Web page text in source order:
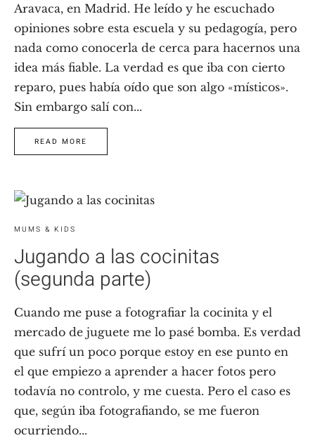
Aravaca, en Madrid. He leído y he escuchado
opiniones sobre esta escuela y su pedagogía, pero
nada como conocerla de cerca para hacernos una
idea más fiable. La verdad es que iba con cierto
reparo, pues había oído que son algo «místicos».
Sin embargo salí con...
READ MORE
MUMS & KIDS
Jugando a las cocinitas
(segunda parte)
Cuando me puse a fotografiar la cocinita y el
mercado de juguete me lo pasé bomba. Es verdad
que sufrí un poco porque estoy en ese punto en
el que empiezo a aprender a hacer fotos pero
todavía no controlo, y me cuesta. Pero el caso es
que, según iba fotografiando, se me fueron
ocurriendo...